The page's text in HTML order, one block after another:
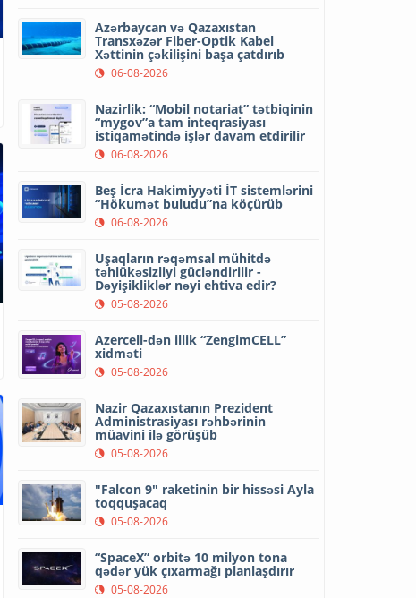
Azərbaycan və Qazaxıstan
Transxəzər Fiber-Optik Kabel
Xəttinin çəkilişini başa çatdırıb
06-08-2026
Nazirlik: “Mobil notariat” tətbiqinin
“mygov”a tam inteqrasiyası
istiqamətində işlər davam etdirilir
06-08-2026
Beş İcra Hakimiyyəti İT sistemlərini
“Hökumət buludu”na köçürüb
06-08-2026
Uşaqların rəqəmsal mühitdə
təhlükəsizliyi gücləndirilir -
Dəyişikliklər nəyi ehtiva edir?
05-08-2026
Azercell-dən illik “ZengimCELL”
xidməti
05-08-2026
Nazir Qazaxıstanın Prezident
Administrasiyası rəhbərinin
müavini ilə görüşüb
05-08-2026
"Falcon 9" raketinin bir hissəsi Ayla
toqquşacaq
05-08-2026
“SpaceX” orbitə 10 milyon tona
qədər yük çıxarmağı planlaşdırır
05-08-2026